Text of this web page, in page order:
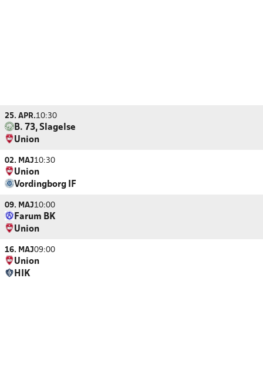
25. APR.10:30
B. 73, Slagelse
Union
02. MAJ10:30
Union
Vordingborg IF
09. MAJ10:00
Farum BK
Union
16. MAJ09:00
Union
HIK